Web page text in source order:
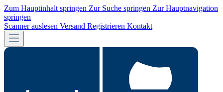
Zum Hauptinhalt springen Zur Suche springen Zur Hauptnavigation
springen
Scanner auslesen Versand Registrieren Kontakt